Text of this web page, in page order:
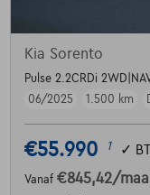
Kia Sorento
Pulse 2.2CRDi
06/2025
1.500 km
€55.990 1 ✓
Vanaf €845,42/